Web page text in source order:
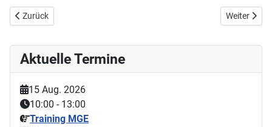
Vorheriger Beitrag: Wörpetaler Classic-Trialer in Kerzenheim
Zurück Nächster
Weiter
Aktuelle Termine
15 Aug. 2026
10:00 - 13:00
Training MGE